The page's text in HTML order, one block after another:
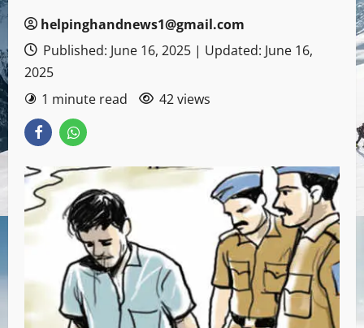
helpinghandnews1@gmail.com
Published: June 16, 2025 | Updated: June 16,
2025
1 minute read
42 views